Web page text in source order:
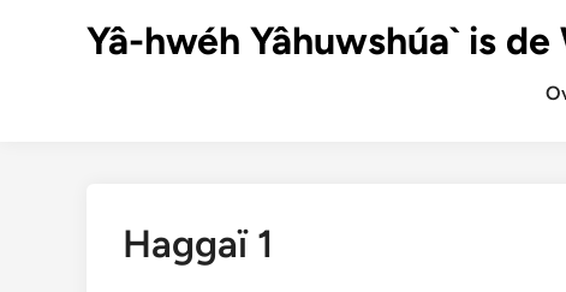
Yâ-hwéh Yâhuwshúa` is
Haggaï 1